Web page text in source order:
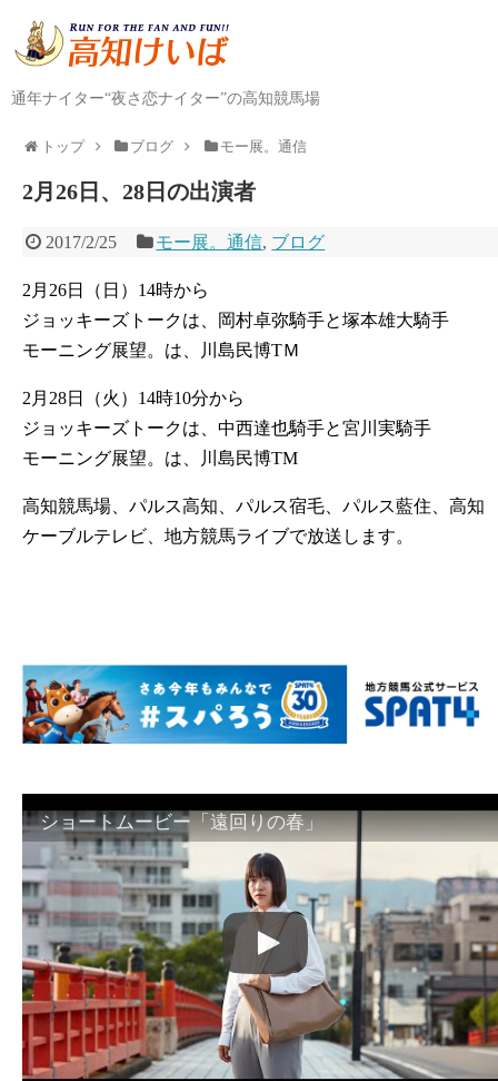
通年ナイター“夜さ恋ナイター”の高知競馬場
トップ ブログ モー展。通信
2月26日、28日の出演者
2017/2/25 モー展。通信, ブログ
2月26日（日）14時から
ジョッキーズトークは、岡村卓弥騎手と塚本雄大騎手
モーニング展望。は、川島民博TＭ
2月28日（火）14時10分から
ジョッキーズトークは、中西達也騎手と宮川実騎手
モーニング展望。は、川島民博TM
高知競馬場、パルス高知、パルス宿毛、パルス藍住、高知
ケーブルテレビ、地方競馬ライブで放送します。
ショートムービー「遠回りの春」